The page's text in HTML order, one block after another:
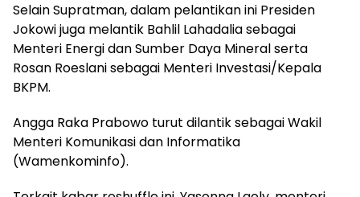
Selain Supratman, dalam pelantikan ini Presiden
Jokowi juga melantik Bahlil Lahadalia sebagai
Menteri Energi dan Sumber Daya Mineral serta
Rosan Roeslani sebagai Menteri Investasi/Kepala
BKPM.
Angga Raka Prabowo turut dilantik sebagai Wakil
Menteri Komunikasi dan Informatika
(Wamenkominfo).